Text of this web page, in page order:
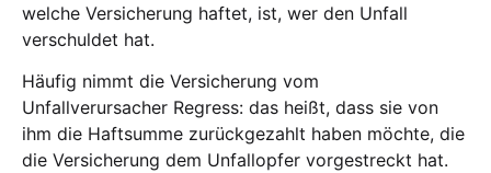
welche Versicherung haftet, ist, wer den Unfall
verschuldet hat.
Häufig nimmt die Versicherung vom
Unfallverursacher Regress: das heißt, dass sie von
ihm die Haftsumme zurückgezahlt haben möchte, die
die Versicherung dem Unfallopfer vorgestreckt hat.